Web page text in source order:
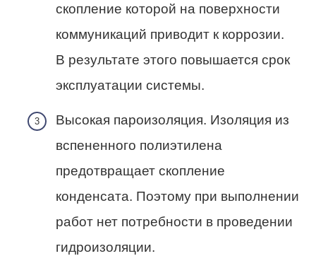
скопление которой на поверхности
коммуникаций приводит к коррозии.
В результате этого повышается срок
эксплуатации системы.
Высокая пароизоляция. Изоляция из
вспененного полиэтилена
предотвращает скопление
конденсата. Поэтому при выполнении
работ нет потребности в проведении
гидроизоляции.